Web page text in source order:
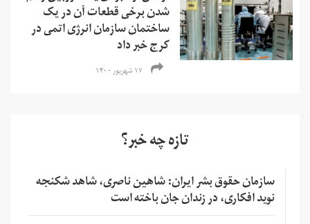
شدن برخی قطعات آن در یک
ساختمان سازمان انرژی اتمی در
کرج خبر داد
۱۷ شهریور ۱۴۰۰
تازه چه خبر؟
سازمان حقوق بشر ایران: شاهین ناصری، شاهد شکنجه
نوید افکاری، در زندان جان باخته است